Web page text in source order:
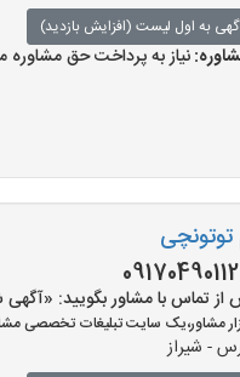
به اول لیست (افزایش بازدید)
نیاز به پرداخت حق
09170490112
تماس با مشاور بگویید: «آگهی شما را
مشاور،یک سایت تبلیغات تخصصی
- شیراز